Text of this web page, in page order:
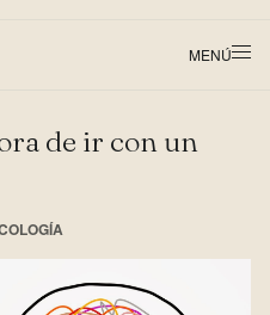
MENÚ
de ir con un